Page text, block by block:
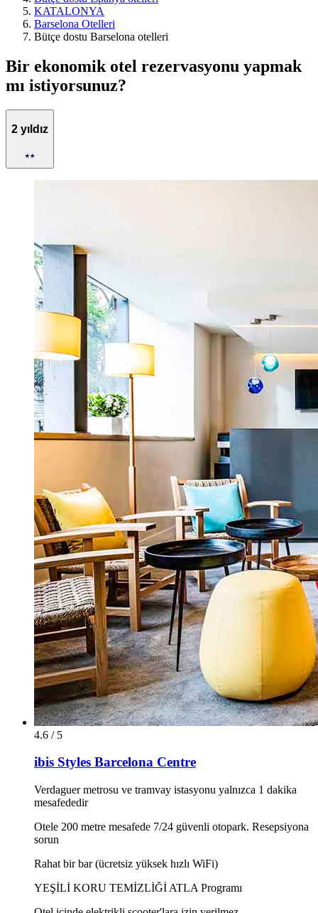
KATALONYA
Barselona Otelleri
Bütçe dostu Barselona otelleri
Bir ekonomik otel rezervasyonu yapmak
mı istiyorsunuz?
2 yıldız
4.6 / 5
ibis Styles Barcelona Centre
Verdaguer metrosu ve tramvay istasyonu yalnızca 1 dakika
mesafededir
Otele 200 metre mesafede 7/24 güvenli otopark. Resepsiyona
sorun
Rahat bir bar (ücretsiz yüksek hızlı WiFi)
YEŞİLİ KORU TEMİZLİĞİ ATLA Programı